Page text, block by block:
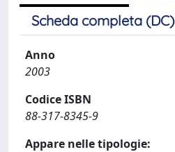
Scheda completa (DC)
Anno
2003
Codice ISBN
88-317-8345-9
Appare nelle tipologie: